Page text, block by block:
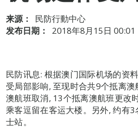
来源：
民防行動中心
发布日期：
2018年8月15日 00:01
民防讯息: 根据澳门国际机场的资
受局部影响, 至现时合共9个抵离
澳航班取消, 13个抵离澳航班更改
乘客逗留在客运大楼。另外, 约有
士站。